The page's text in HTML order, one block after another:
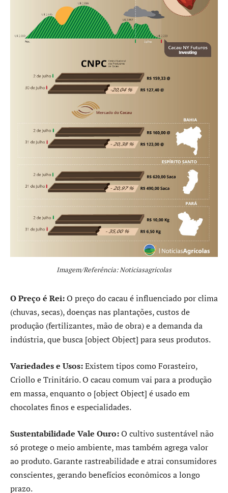
Imagem/Referência: Noticiasagricolas
O Preço é Rei:O preço do cacau é influenciado por clima
(chuvas, secas), doenças nas plantações, custos de
produção (fertilizantes, mão de obra) e a demanda da
indústria, que busca [object Object] para seus produtos.
Variedades e Usos:Existem tipos como Forasteiro,
Criollo e Trinitário. O cacau comum vai para a produção
em massa, enquanto o [object Object] é usado em
chocolates finos e especialidades.
Sustentabilidade Vale Ouro:O cultivo sustentável não
só protege o meio ambiente, mas também agrega valor
ao produto. Garante rastreabilidade e atrai consumidores
conscientes, gerando benefícios econômicos a longo
prazo.